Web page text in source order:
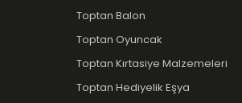
Toptan Balon
Toptan Oyuncak
Toptan Kırtasiye Malzemeleri
Toptan Hediyelik Eşya